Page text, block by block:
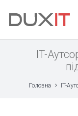
IT-
Головна IT-